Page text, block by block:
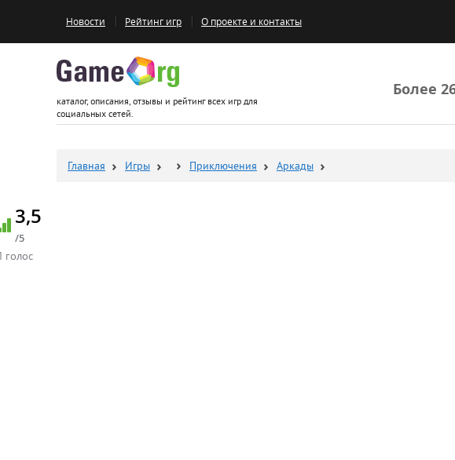
Новости Рейтинг игр О проекте и контакты
Более
каталог, описания, отзывы и рейтинг всех игр для
социальных сетей.
Главная Игры Приключения Аркады
3,5
/5
голос